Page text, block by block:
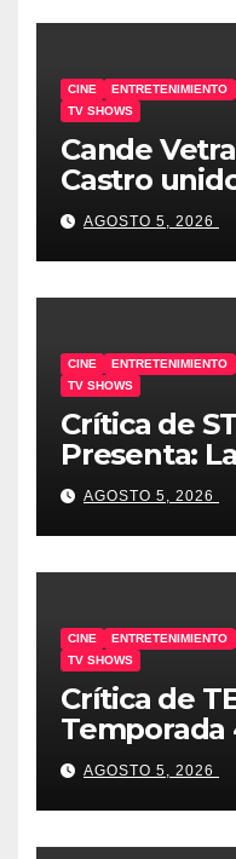
CINE ENTRETENIMIENTO
TV SHOWS
Cande
Castro
AGOSTO 5, 2026
CINE ENTRETENIMIENTO
TV SHOWS
Crítica de
Presenta:
SINAGOSTO 5, 2026
CINE ENTRETENIMIENTO
TV SHOWS
Crítica de
Temporada
AGOSTO 5, 2026